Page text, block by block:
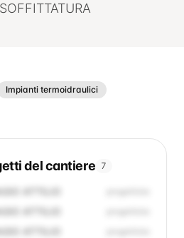
Impianti termoidraulici
del cantiere 7
ATTILIO
ATTILIO